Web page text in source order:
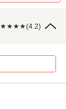
★★★★(4.2)